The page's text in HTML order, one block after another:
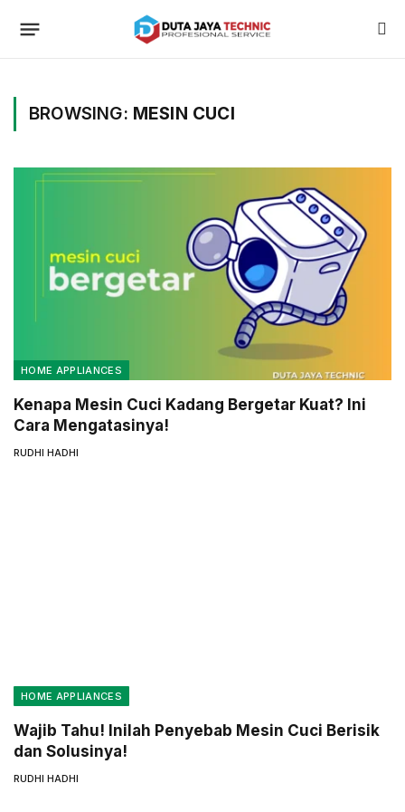
BROWSING: MESIN CUCI
HOME APPLIANCES
Kenapa Mesin Cuci Kadang Bergetar Kuat? Ini
Cara Mengatasinya!
RUDHI HADHI
HOME APPLIANCES
Wajib Tahu! Inilah Penyebab Mesin Cuci Berisik
dan Solusinya!
RUDHI HADHI